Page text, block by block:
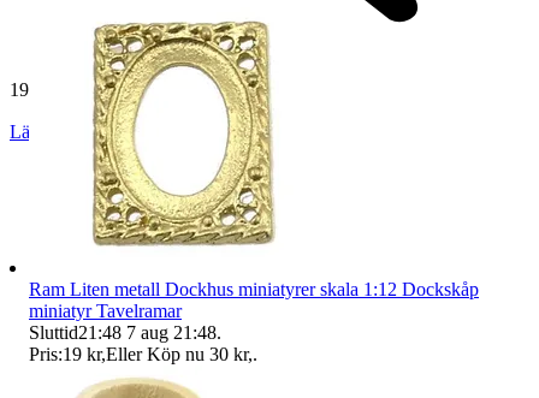
19 237 omdömen
Läs omdömen Följ
Ram Liten metall Dockhus miniatyrer skala 1:12 Dockskåp
miniatyr Tavelramar
Sluttid21:48 7 aug 21:48.
Pris:19 kr,Eller Köp nu 30 kr,.